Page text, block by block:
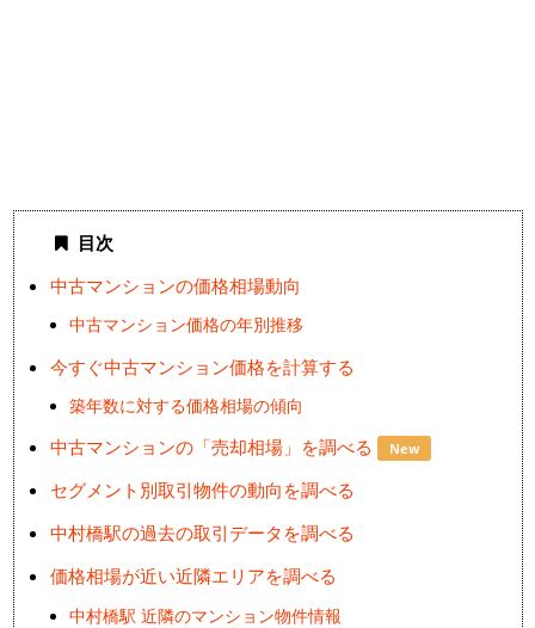
目次
中古マンションの価格相場動向
中古マンション価格の年別推移
今すぐ中古マンション価格を計算する
築年数に対する価格相場の傾向
中古マンションの「売却相場」を調べる New
セグメント別取引物件の動向を調べる
中村橋駅の過去の取引データを調べる
価格相場が近い近隣エリアを調べる
中村橋駅 近隣のマンション物件情報